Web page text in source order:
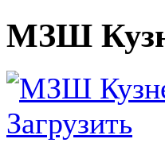
МЗШ
Загрузить